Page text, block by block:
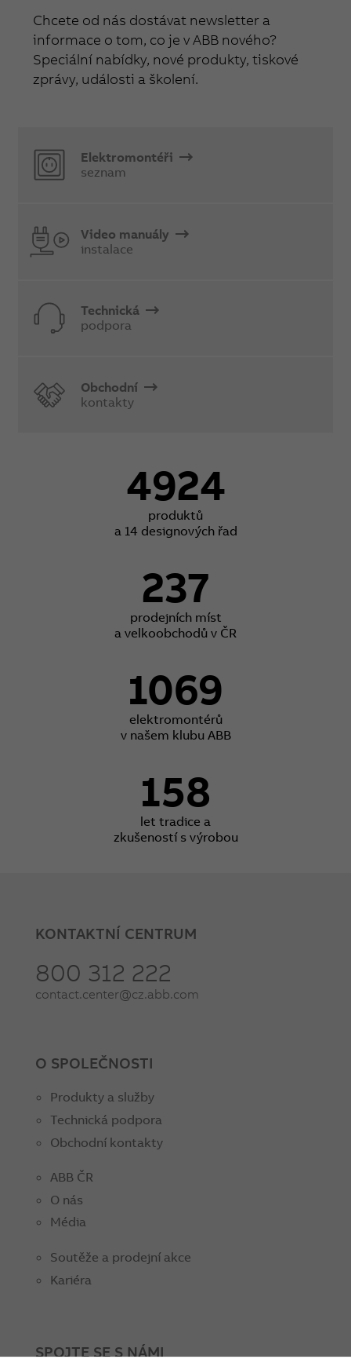
Chcete od nás dostávat newsletter a
informace o tom, co je v ABB nového?
Speciální nabídky, nové produkty, tiskové
zprávy, události a školení.
Elektromontéři
seznam
Video manuály
instalace
Technická
podpora
Obchodní
kontakty
4924
produktů
a 14 designových řad
237
prodejních míst
a velkoobchodů v ČR
1069
elektromontérů
v našem klubu ABB
158
let tradice a
zkušeností s výrobou
KONTAKTNÍ CENTRUM
800 312 222
contact.center@cz.abb.com
O SPOLEČNOSTI
Produkty a služby
Technická podpora
Obchodní kontakty
ABB ČR
O nás
Média
Soutěže a prodejní akce
Kariéra
SPOJTE SE S NÁMI